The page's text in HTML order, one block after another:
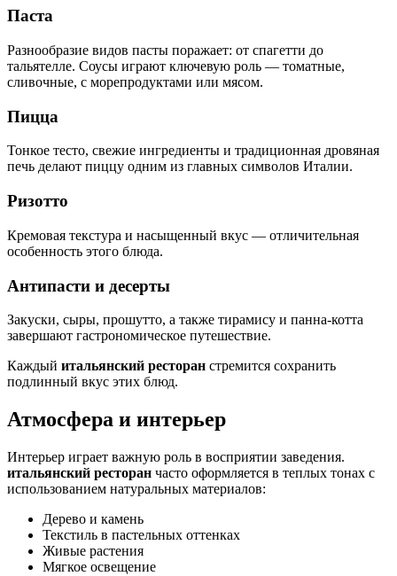
Паста
Разнообразие видов пасты поражает: от спагетти до
тальятелле. Соусы играют ключевую роль — томатные,
сливочные, с морепродуктами или мясом.
Пицца
Тонкое тесто, свежие ингредиенты и традиционная дровяная
печь делают пиццу одним из главных символов Италии.
Ризотто
Кремовая текстура и насыщенный вкус — отличительная
особенность этого блюда.
Антипасти и десерты
Закуски, сыры, прошутто, а также тирамису и панна-котта
завершают гастрономическое путешествие.
Каждый итальянский ресторан стремится сохранить
подлинный вкус этих блюд.
Атмосфера и интерьер
Интерьер играет важную роль в восприятии заведения.
итальянский ресторан часто оформляется в теплых тонах с
использованием натуральных материалов:
Дерево и камень
Текстиль в пастельных оттенках
Живые растения
Мягкое освещение